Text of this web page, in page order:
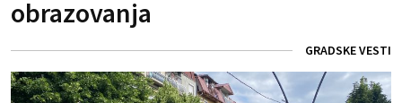
obrazovanja
GRADSKE VESTI